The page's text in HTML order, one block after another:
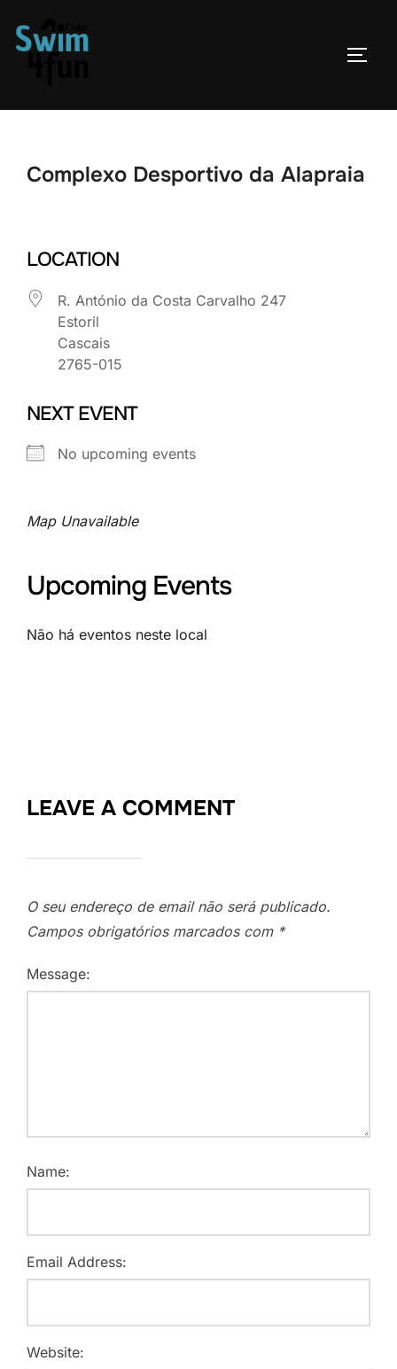
Complexo Desportivo da Alapraia
LOCATION
R. António da Costa Carvalho 247
Estoril
Cascais
2765-015
NEXT EVENT
No upcoming events
Map Unavailable
Upcoming Events
Não há eventos neste local
LEAVE A COMMENT
O seu endereço de email não será publicado.
Campos obrigatórios marcados com *
Message:
Name:
Email Address:
Website: